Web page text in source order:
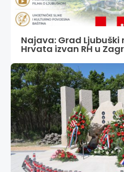
Najava: Grad Ljubuški
Hrvata izvan RH u